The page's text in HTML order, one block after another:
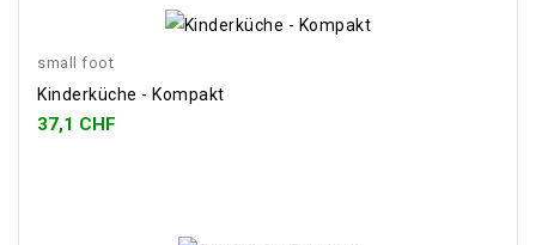
small foot
Kinderküche - Kompakt
37,1 CHF